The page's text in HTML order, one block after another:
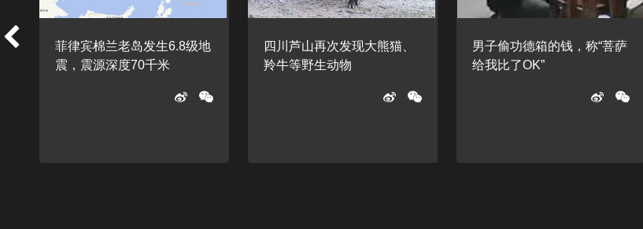
菲律宾棉兰老岛发生6.8级地
震，震源深度70千米
四川芦山再次发现大熊猫、
羚牛等野生动物
男子偷功德箱的钱，称“菩萨
给我比了OK”